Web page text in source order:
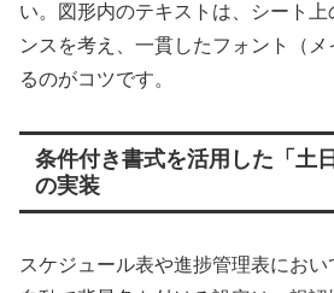
い。図形内のテキストは、シート
ンスを考え、一貫したフォント（
るのがコツです。
条件付き書式を活用した「土
の実装
スケジュール表や進捗管理表にお